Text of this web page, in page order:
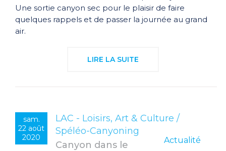
Une sortie canyon sec pour le plaisir de faire
quelques rappels et de passer la journée au grand
air.
LIRE LA SUITE
sam.
22 août
2020
LAC - Loisirs, Art & Culture /
Spéléo-Canyoning
Actualité
Canyon dans le